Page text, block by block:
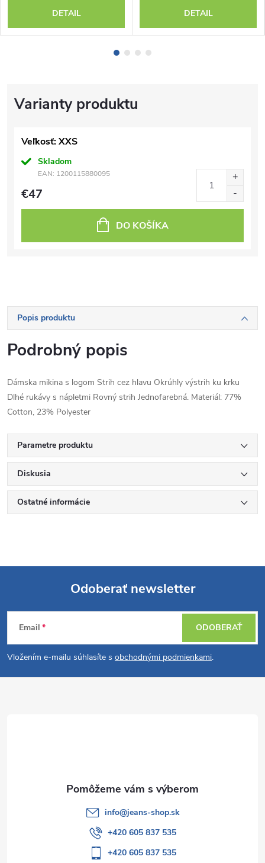
Veľkosť: XXS
Skladom
EAN: 1200115880095
€47
DO KOŠÍKA
Popis produktu
Podrobný popis
Dámska mikina s logom Strih cez hlavu Okrúhly výstrih ku krku
Dlhé rukávy s nápletmi Rovný strih Jednofarebná. Materiál: 77%
Cotton, 23% Polyester
Parametre produktu
Diskusia
Ostatné informácie
DETAIL DETAIL
Z
á
p
Odoberať newsletter
Email
Vložením e-mailu súhlasíte s obchodnými podmienkami.
ODOBERAŤ
info@jeans-shop.sk
+420 605 837 535
+420 605 837 535